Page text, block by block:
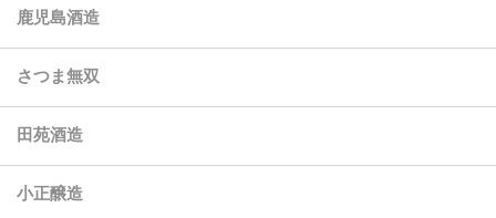
鹿児島酒造
さつま無双
田苑酒造
小正醸造